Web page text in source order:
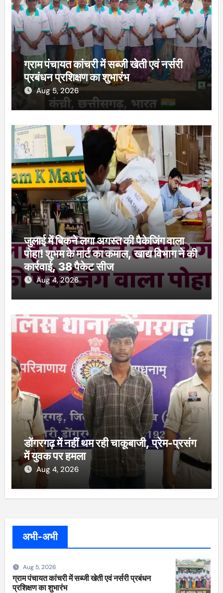
ग्राम पंचायत कांचरी में सब्जी खेती एवं नर्सरी
प्रबंधन प्रशिक्षण का शुभारंभ
Aug 5, 2026
जुलाई में बिकने लगा अगस्त की पैकेजिंग वाला
पोहा! शुभम के मार्ट का कमाल, खाद्य विभाग ने की
कार्रवाई, 38 पैकेट सीज
Aug 4, 2026
डोंगरगढ़ में नहीं थम रही चाकूबाजी, प्रेम-प्रसंग
में युवक पर हमला
Aug 4, 2026
अभी-अभी
Aug 5, 2026
ग्राम पंचायत कांचरी में सब्जी खेती एवं नर्सरी प्रबंधन
प्रशिक्षण का शुभारंभ